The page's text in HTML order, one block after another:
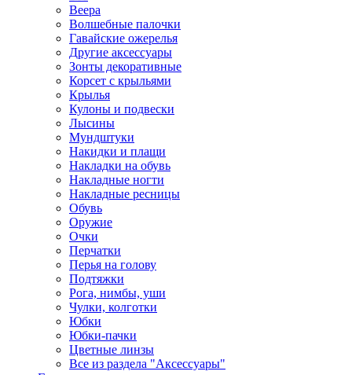
Веера
Волшебные палочки
Гавайские ожерелья
Другие аксессуары
Зонты декоративные
Корсет с крыльями
Крылья
Кулоны и подвески
Лысины
Мундштуки
Накидки и плащи
Накладки на обувь
Накладные ногти
Накладные ресницы
Обувь
Оружие
Очки
Перчатки
Перья на голову
Подтяжки
Рога, нимбы, уши
Чулки, колготки
Юбки
Юбки-пачки
Цветные линзы
Все из раздела "Аксессуары"